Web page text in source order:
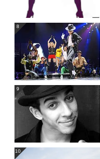
8
9
10